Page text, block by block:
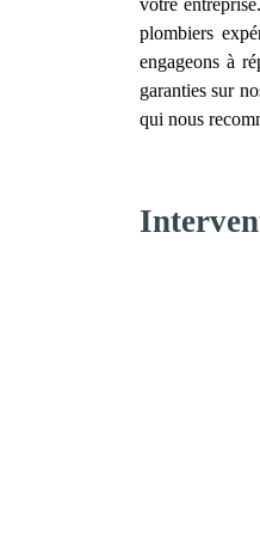
votre
plombiers
engageons à
garanties sur
qui nous